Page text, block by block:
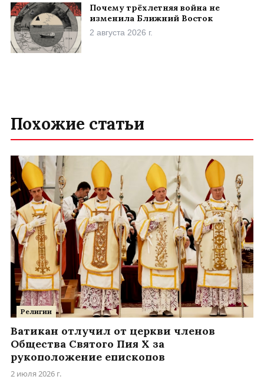
Почему трёхлетняя война не
изменила Ближний Восток
2 августа 2026 г.
Похожие статьи
Религии
Ватикан отлучил от церкви членов
Общества Святого Пия X за
рукоположение епископов
2 июля 2026 г.